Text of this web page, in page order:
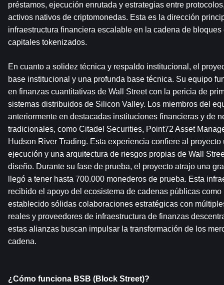
préstamos, ejecución enrutada y estrategias entre
activos nativos de criptomonedas. Esta es la dirección
infraestructura financiera escalable en la cadena de
capitales tokenizados.
En cuanto a solidez técnica y respaldo institucional, el
base institucional y una profunda base técnica. Su equipo
en finanzas cuantitativas de Wall Street con la pericia de
sistemas distribuidos de Silicon Valley. Los miembros del
anteriormente en destacadas instituciones financieras y de
tradicionales, como Citadel Securities, Point72 Asset
Hudson River Trading. Esta experiencia confiere al
ejecución y una arquitectura de riesgos propias de Wall
diseño. Durante su fase de prueba, el proyecto atrajo una
llegó a tener hasta 700.000 monederos de prueba. Esta
recibido el apoyo del ecosistema de cadenas públicas
establecido sólidas colaboraciones estratégicas con
reales y proveedores de infraestructura de finanzas
estas alianzas buscan impulsar la transformación de los
cadena.
¿Cómo funciona BSB (Block Street)?